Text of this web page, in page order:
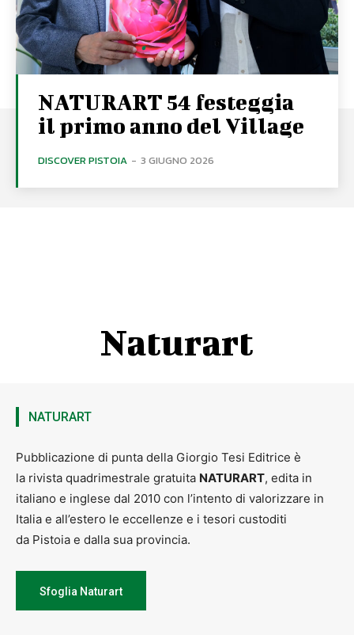
NATURART 54 festeggia
il primo anno del Village
DISCOVER PISTOIA - 3 GIUGNO 2026
Naturart
NATURART
Pubblicazione di punta della Giorgio Tesi Editrice è
la rivista quadrimestrale gratuita NATURART, edita in
italiano e inglese dal 2010 con l’intento di valorizzare in
Italia e all’estero le eccellenze e i tesori custoditi
da Pistoia e dalla sua provincia.
Sfoglia Naturart